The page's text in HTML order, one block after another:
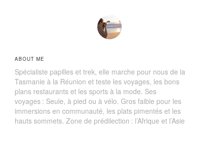
ABOUT ME
Spécialiste papilles et trek, elle marche pour nous de la
Tasmanie à la Réunion et teste les voyages, les bons
plans restaurants et les sports à la mode. Ses
voyages : Seule, à pied ou à vélo. Gros faible pour les
immersions en communauté, les plats pimentés et les
hauts sommets. Zone de prédilection : l’Afrique et l’Asie